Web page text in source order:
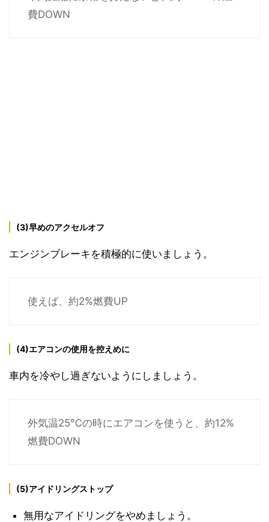
費DOWN
(3)早めのアクセルオフ
エンジンブレーキを積極的に使いましょう。
使えば、約2%燃費UP
(4)エアコンの使用を控えめに
車内を冷やし過ぎないようにしましょう。
外気温25℃の時にエアコンを使うと、約12%
燃費DOWN
(5)アイドリングストップ
無用なアイドリングをやめましょう。